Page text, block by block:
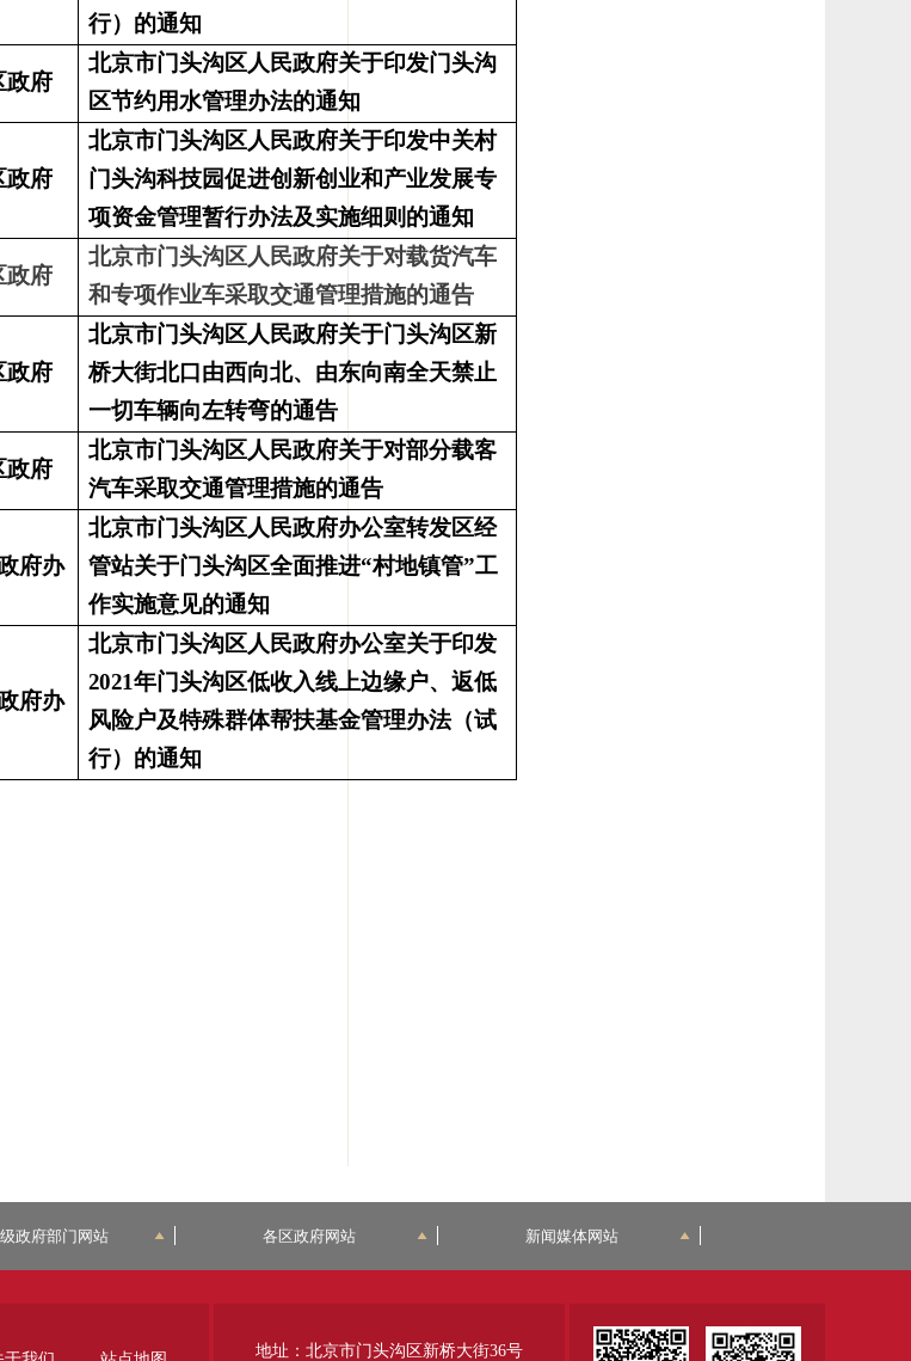
行）的通知
政府
北京市门头沟区人民政府关于印发门头沟
区节约用水管理办法的通知
政府
北京市门头沟区人民政府关于印发中关村
门头沟科技园促进创新创业和产业发展专
项资金管理暂行办法及实施细则的通知
政府
北京市门头沟区人民政府关于对载货汽车
和专项作业车采取交通管理措施的通告
政府
北京市门头沟区人民政府关于门头沟区新
桥大街北口由西向北、由东向南全天禁止
一切车辆向左转弯的通告
政府
北京市门头沟区人民政府关于对部分载客
汽车采取交通管理措施的通告
府办
北京市门头沟区人民政府办公室转发区经
管站关于门头沟区全面推进“村地镇管”工
作实施意见的通知
府办
北京市门头沟区人民政府办公室关于印发
2021年门头沟区低收入线上边缘户、返低
风险户及特殊群体帮扶基金管理办法（试
行）的通知
政府部门网站 各区政府网站 新闻媒体网站
地址：北京市门头沟区新桥大街36号